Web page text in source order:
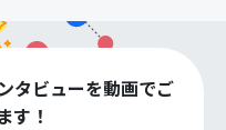
タビューを動画でご
す！